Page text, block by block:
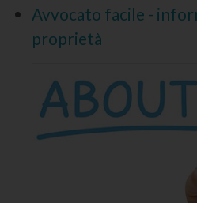
Avvocato facile -
proprietà